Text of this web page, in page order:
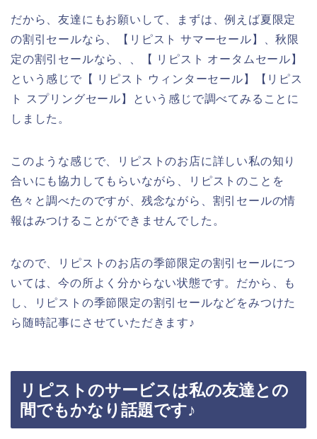
だから、友達にもお願いして、まずは、例えば夏限定
の割引セールなら、【リピスト サマーセール】、秋限
定の割引セールなら、、【 リピスト オータムセール】
という感じで【 リピスト ウィンターセール】【リピス
ト スプリングセール】という感じで調べてみることに
しました。
このような感じで、リピストのお店に詳しい私の知り
合いにも協力してもらいながら、リピストのことを
色々と調べたのですが、残念ながら、割引セールの情
報はみつけることができませんでした。
なので、リピストのお店の季節限定の割引セールにつ
いては、今の所よく分からない状態です。だから、も
し、リピストの季節限定の割引セールなどをみつけた
ら随時記事にさせていただきます♪
リピストのサービスは私の友達との
間でもかなり話題です♪